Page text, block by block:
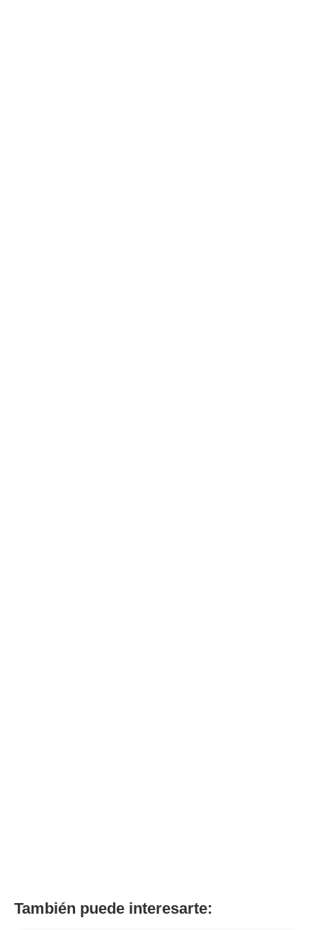
También puede interesarte: